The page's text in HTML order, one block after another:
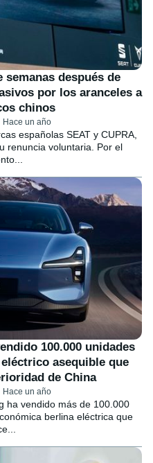
semanas después de
por los aranceles a
chinos
Hace un año
españolas SEAT y CUPRA,
renuncia voluntaria. Por el
100.000 unidades
asequible que
de China
Hace un año
ha vendido más de 100.000
berlina eléctrica que